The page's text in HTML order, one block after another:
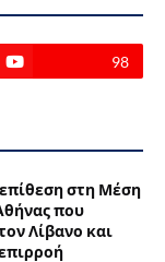
98
στη Μέση
που
Λίβανο και